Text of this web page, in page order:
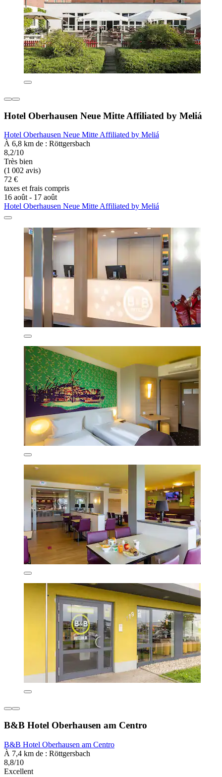
Hotel Oberhausen Neue Mitte Affiliated by Meliá
Hotel Oberhausen Neue Mitte Affiliated by Meliá
À 6,8 km de : Röttgersbach
8,2/10
Très bien
(1 002 avis)
72 €
taxes et frais compris
16 août - 17 août
Hotel Oberhausen Neue Mitte Affiliated by Meliá
B&B Hotel Oberhausen am Centro
B&B Hotel Oberhausen am Centro
À 7,4 km de : Röttgersbach
8,8/10
Excellent